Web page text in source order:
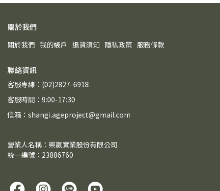
關於我們
關於我們 我的帳戶 退貨須知 隱私政策 服務條款
聯絡資訊
客服專線：(02)2827-6918
客服時間：9:00-17:30
信箱：shangi.ageproject@gmail.com
營業人名稱：崇贏實業股份有限公司
統一編號：23886760